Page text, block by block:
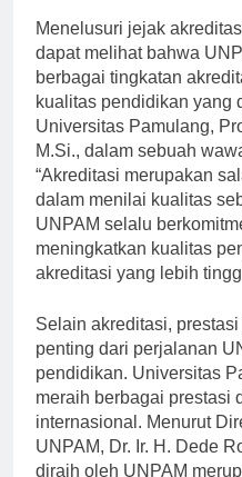
Menelusuri jejak
dapat melihat bahwa
berbagai tingkatan
kualitas pendidikan yang
Universitas Pamulang,
M.Si., dalam sebuah
“Akreditasi merupakan
dalam menilai kualitas
UNPAM selalu
meningkatkan kualitas
Selain akreditasi, prestasi
penting dari perjalanan
pendidikan. Universitas
meraih berbagai prestasi
internasional. Menurut
UNPAM, Dr. Ir. H. Dede